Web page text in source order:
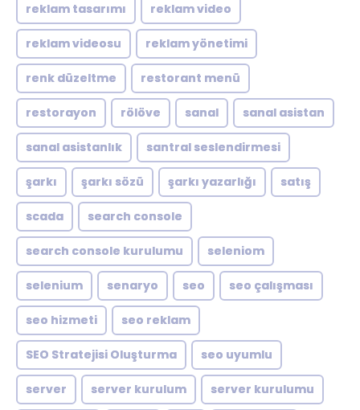
reklam tasarımı reklam video
reklam videosu reklam yönetimi
renk düzeltme restorant menü
restorayon rölöve sanal sanal asistan
sanal asistanlık santral seslendirmesi
şarkı şarkı sözü şarkı yazarlığı satış
scada search console
search console kurulumu seleniom
selenium senaryo seo seo çalışması
seo hizmeti seo reklam
SEO Stratejisi Oluşturma seo uyumlu
server server kurulum server kurulumu